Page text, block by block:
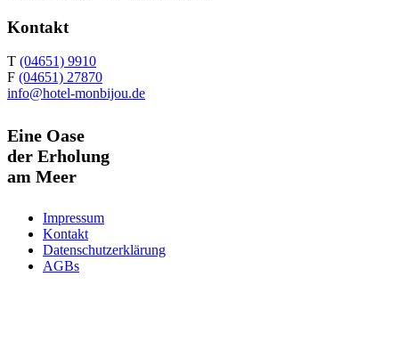
Kontakt
T (04651) 9910
F (04651) 27870
info@hotel-monbijou.de
Eine Oase
der Erholung
am Meer
Impressum
Kontakt
Datenschutzerklärung
AGBs